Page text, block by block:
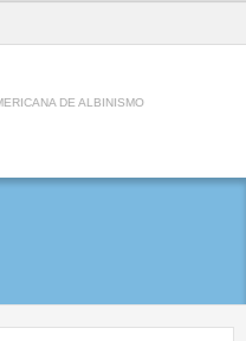
DE ALBINISMO